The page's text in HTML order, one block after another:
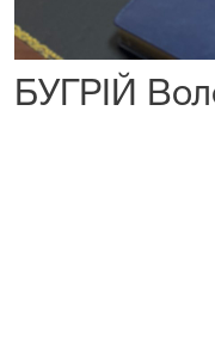
БУГРІЙ